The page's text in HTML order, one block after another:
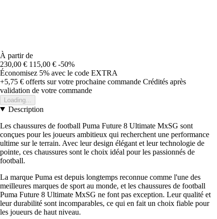
À partir de
230,00 € 115,00 € -50%
Économisez 5% avec le code EXTRA
+5,75 € offerts sur votre prochaine commande Crédités après
validation de votre commande
Loading...
Description
Les chaussures de football Puma Future 8 Ultimate MxSG sont
conçues pour les joueurs ambitieux qui recherchent une performance
ultime sur le terrain. Avec leur design élégant et leur technologie de
pointe, ces chaussures sont le choix idéal pour les passionnés de
football.
La marque Puma est depuis longtemps reconnue comme l'une des
meilleures marques de sport au monde, et les chaussures de football
Puma Future 8 Ultimate MxSG ne font pas exception. Leur qualité et
leur durabilité sont incomparables, ce qui en fait un choix fiable pour
les joueurs de haut niveau.